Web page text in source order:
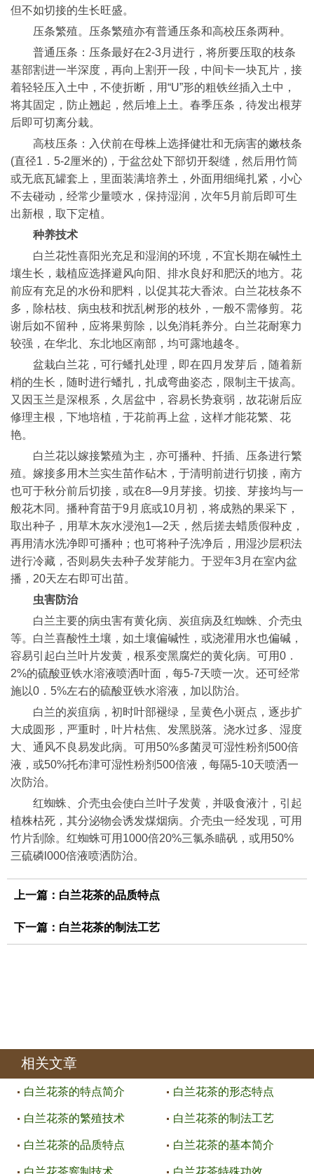
但不如切接的生长旺盛。
压条繁殖。压条繁殖亦有普通压条和高校压条两种。
普通压条：压条最好在2-3月进行，将所要压取的枝条
基部割进一半深度，再向上割开一段，中间卡一块瓦片，接
着轻轻压入土中，不使折断，用“U”形的粗铁丝插入土中，
将其固定，防止翘起，然后堆上土。春季压条，待发出根芽
后即可切离分栽。
高枝压条：入伏前在母株上选择健壮和无病害的嫩枝条
(直径1．5-2厘米的)，于盆岔处下部切开裂缝，然后用竹筒
或无底瓦罐套上，里面装满培养土，外面用细绳扎紧，小心
不去碰动，经常少量喷水，保持湿润，次年5月前后即可生
出新根，取下定植。
种养技术
白兰花性喜阳光充足和湿润的环境，不宜长期在碱性土
壤生长，栽植应选择避风向阳、排水良好和肥沃的地方。花
前应有充足的水份和肥料，以促其花大香浓。白兰花枝条不
多，除枯枝、病虫枝和扰乱树形的枝外，一般不需修剪。花
谢后如不留种，应将果剪除，以免消耗养分。白兰花耐寒力
较强，在华北、东北地区南部，均可露地越冬。
盆栽白兰花，可行蟠扎处理，即在四月发芽后，随着新
梢的生长，随时进行蟠扎，扎成弯曲姿态，限制主干拔高。
又因玉兰是深根系，久居盆中，容易长势衰弱，故花谢后应
修理主根，下地培植，于花前再上盆，这样才能花繁、花
艳。
白兰花以嫁接繁殖为主，亦可播种、扦插、压条进行繁
殖。嫁接多用木兰实生苗作砧木，于清明前进行切接，南方
也可于秋分前后切接，或在8—9月芽接。切接、芽接均与一
般花木同。播种育苗于9月底或10月初，将成熟的果采下，
取出种子，用草木灰水浸泡1—2天，然后搓去蜡质假种皮，
再用清水洗净即可播种；也可将种子洗净后，用湿沙层积法
进行冷藏，否则易失去种子发芽能力。于翌年3月在室内盆
播，20天左右即可出苗。
虫害防治
白兰主要的病虫害有黄化病、炭疽病及红蜘蛛、介壳虫
等。白兰喜酸性土壤，如土壤偏碱性，或浇灌用水也偏碱，
容易引起白兰叶片发黄，根系变黑腐烂的黄化病。可用0．
2%的硫酸亚铁水溶液喷洒叶面，每5-7天喷一次。还可经常
施以0．5%左右的硫酸亚铁水溶液，加以防治。
白兰的炭疽病，初时叶部褪绿，呈黄色小斑点，逐步扩
大成圆形，严重时，叶片枯焦、发黑脱落。浇水过多、湿度
大、通风不良易发此病。可用50%多菌灵可湿性粉剂500倍
液，或50%托布津可湿性粉剂500倍液，每隔5-10天喷洒一
次防治。
红蜘蛛、介壳虫会使白兰叶子发黄，并吸食液汁，引起
植株枯死，其分泌物会诱发煤烟病。介壳虫一经发现，可用
竹片刮除。红蜘蛛可用1000倍20%三氯杀瞄矾，或用50%
三硫磷l000倍液喷洒防治。
上一篇： 白兰花茶的品质特点
下一篇： 白兰花茶的制法工艺
相关文章
白兰花茶的特点简介 白兰花茶的形态特点
白兰花茶的繁殖技术 白兰花茶的制法工艺
白兰花茶的品质特点 白兰花茶的基本简介